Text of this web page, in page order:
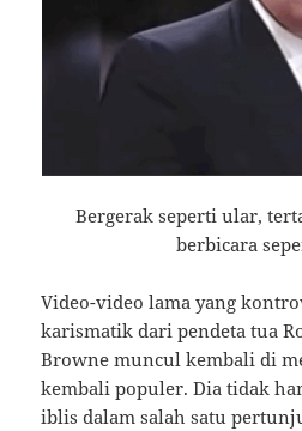
Bergerak seperti ular,
berbicara
Video-video lama yang
karismatik dari pendeta tua
Browne muncul kembali di
kembali populer. Dia tidak
iblis dalam salah satu